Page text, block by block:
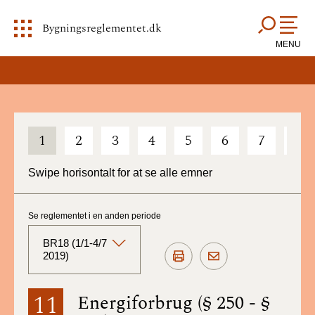
Bygningsreglementet.dk
MENU
1 2 3 4 5 6 7
Swipe horisontalt for at se alle emner
11 Energiforbrug (§ 250 - §
Se reglementet i en anden periode
BR18 (1/1-4/7
2019)
BR18 (Aktuelt)